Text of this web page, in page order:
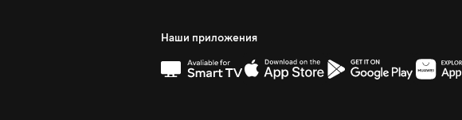
Наши приложения